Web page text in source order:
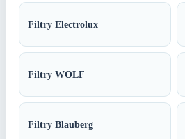
Filtry Electrolux
Filtry WOLF
Filtry Blauberg